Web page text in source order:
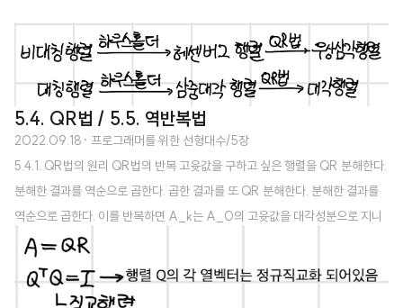
5.4. QR법 / 5.5. 역반복법
2022.09.18 · 프로그래머를 위한 선형대수/5장
5.4.1. QR법의 원리 QR법의 반복 고윳값을 구하고 싶은 행렬을 QR 분해한다.
분해한 결과를 역순으로 곱한다. 곱한 결과를 또 QR 분해한다. 분해한 결과를
역순으로 곱한다. 이를 반복하면 A_k는 A_0의 고윳값을 대각성분으로 지니
는 우상삼각행렬에 가까워진다. QR법의 반복은 닮음 변환 행렬을 QR 분해하
여 역순으로 곱하는 것은 행렬을 QR 분해하여 얻은 직교행렬을 닮음변환하는
것이다. 고윳값은 변하지 않는다. 왜 우상삼각행렬로 향하는가 QR법과 거듭제